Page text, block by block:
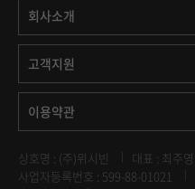
회사소개
고객지원
이용약관
상호명 : (주)위시빈 대표 : 최주영
사업자등록번호 : 599-88-01021